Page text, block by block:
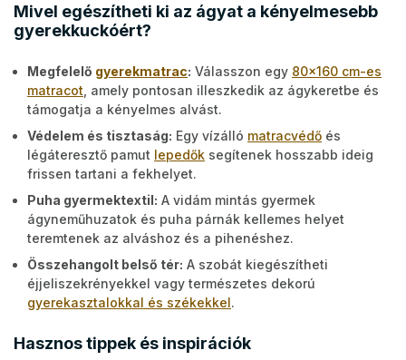
Mivel egészítheti ki az ágyat a kényelmesebb
gyerekkuckóért?
Megfelelő gyerekmatrac: Válasszon egy 80x160 cm-es
matracot , amely pontosan illeszkedik az ágykeretbe és
támogatja a kényelmes alvást.
Védelem és tisztaság: Egy vízálló matracvédő és
légáteresztő pamut lepedők segítenek hosszabb ideig
frissen tartani a fekhelyet.
Puha gyermektextil: A vidám mintás gyermek
ágyneműhuzatok és puha párnák kellemes helyet
teremtenek az alváshoz és a pihenéshez.
Összehangolt belső tér: A szobát kiegészítheti
éjjeliszekrényekkel vagy természetes dekorú
gyerekasztalokkal és székekkel.
Hasznos tippek és inspirációk